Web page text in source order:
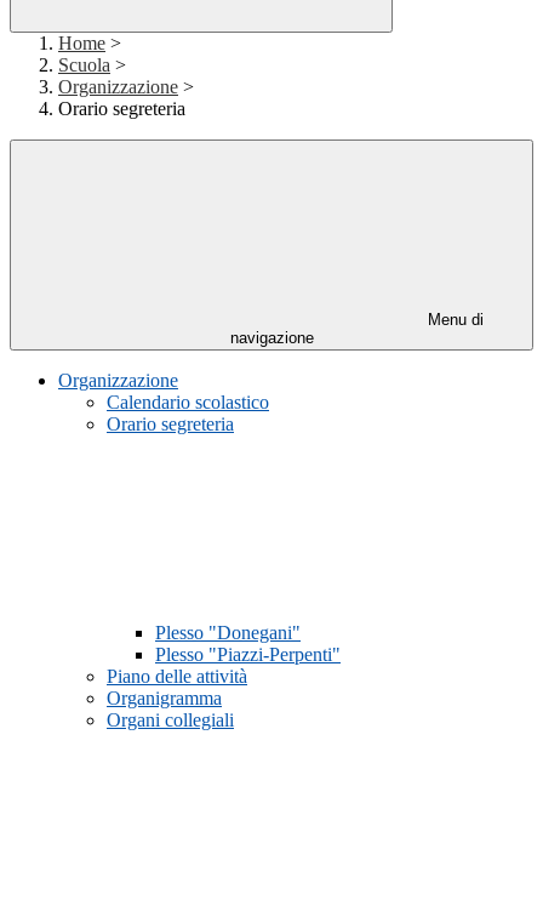
Home >
Scuola >
Organizzazione >
Orario segreteria
Menu di
navigazione
Organizzazione
Calendario scolastico
Orario segreteria
Plesso "Donegani"
Plesso "Piazzi-Perpenti"
Piano delle attività
Organigramma
Organi collegiali